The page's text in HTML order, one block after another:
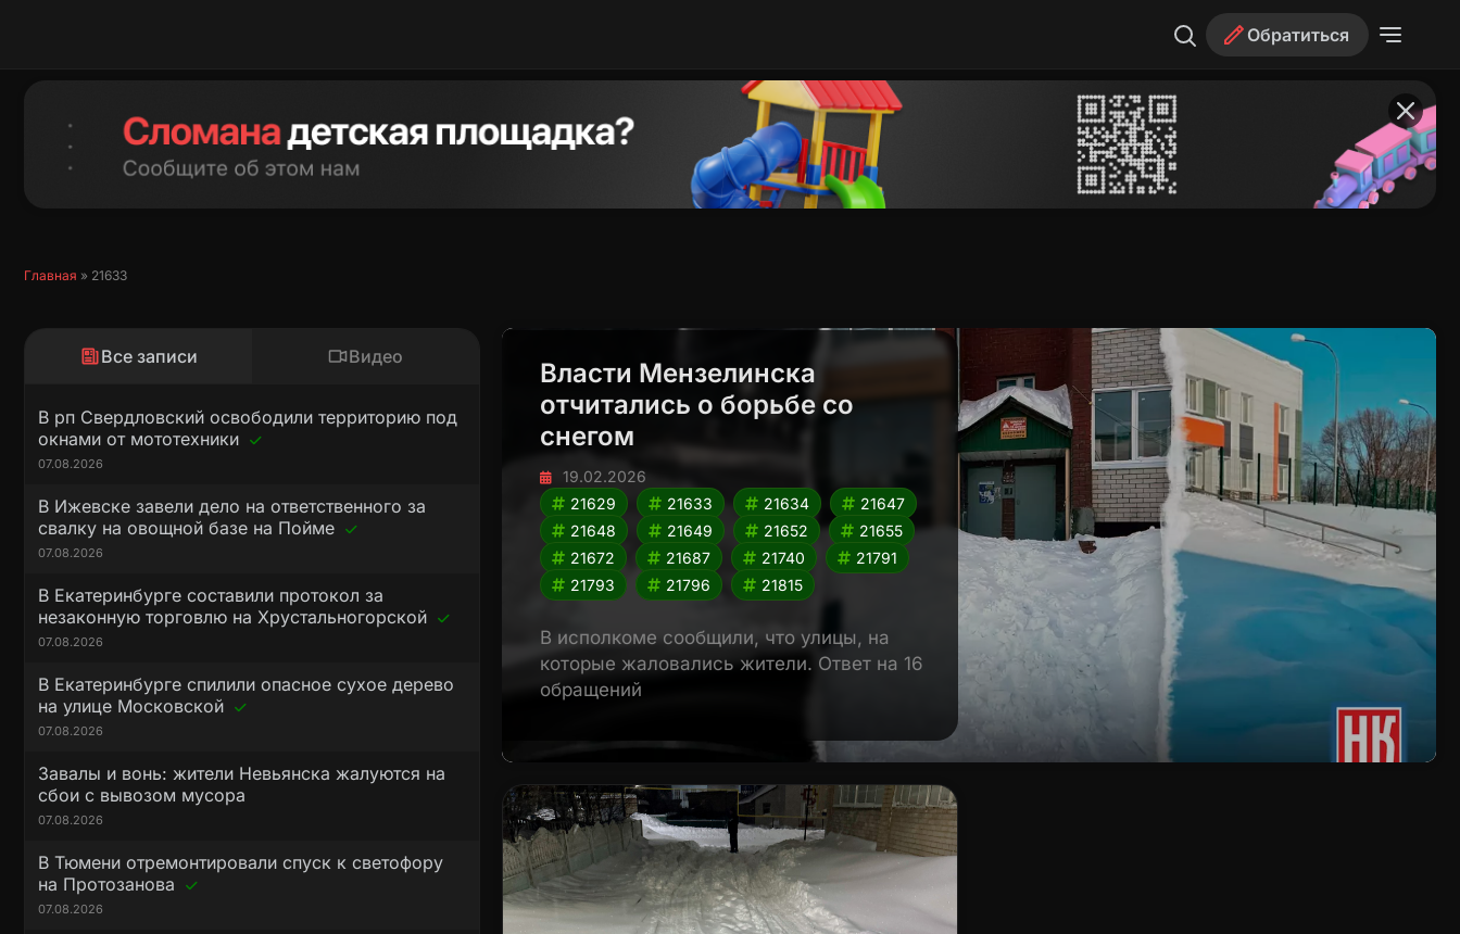
Обратиться
Главная » 21633
Все записи Видео
В рп Свердловский освободили территорию под
окнами от мототехники
07.08.2026
В Ижевске завели дело на ответственного за
свалку на овощной базе на Пойме
07.08.2026
В Екатеринбурге составили протокол за
незаконную торговлю на Хрустальногорской
07.08.2026
В Екатеринбурге спилили опасное сухое дерево
на улице Московской
07.08.2026
Завалы и вонь: жители Невьянска жалуются на
сбои с вывозом мусора
07.08.2026
В Тюмени отремонтировали спуск к светофору
на Протозанова
07.08.2026
Власти Мензелинска
отчитались о борьбе со
снегом
19.02.2026
21629
21633 21634
21647
21648
21649 21652
21655
21672
21687 21740
21791
21793
21796 21815
В исполкоме сообщили, что улицы, на
которые жаловались жители. Ответ на 16
обращений